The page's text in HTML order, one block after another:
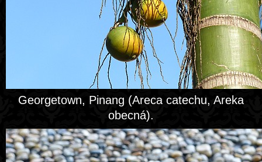
Georgetown, Pinang (Areca catechu, Areka
obecná).